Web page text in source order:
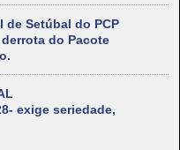
de Setúbal do PCP
do Pacote
exige seriedade,